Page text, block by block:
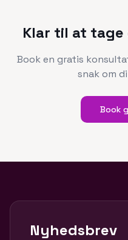
Klar til at
Book en gratis
snak om
Book
Nyhedsbrev